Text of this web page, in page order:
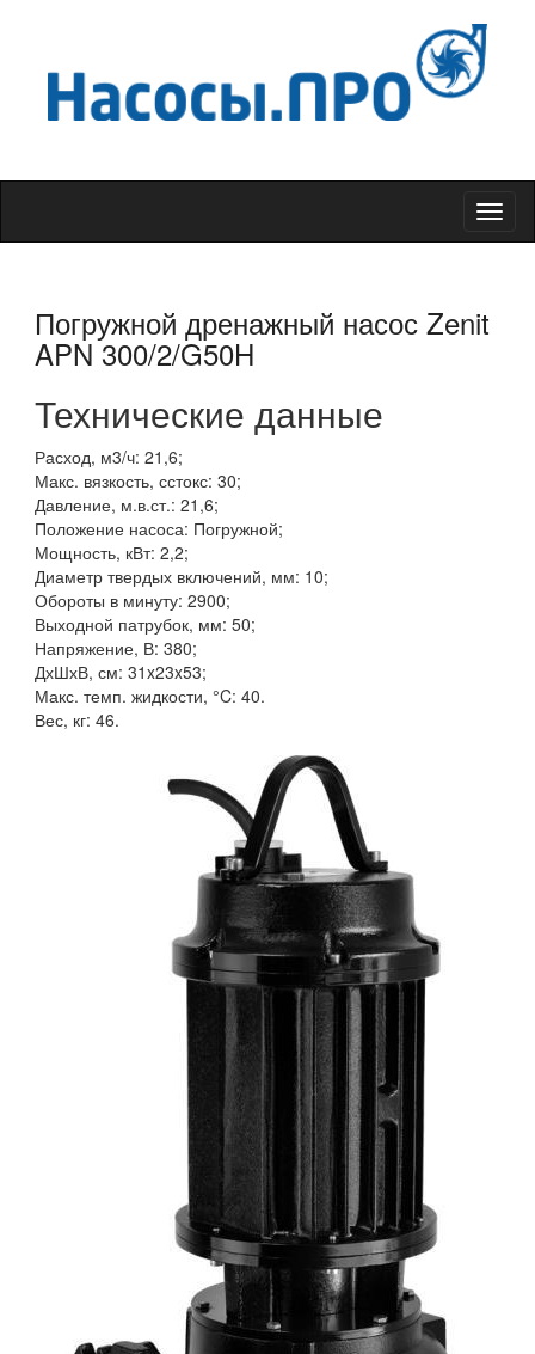
Меню
Погружной дренажный насос Zenit
APN 300/2/G50H
Технические данные
Расход, м3/ч: 21,6;
Макс. вязкость, сстокс: 30;
Давление, м.в.ст.: 21,6;
Положение насоса: Погружной;
Мощность, кВт: 2,2;
Диаметр твердых включений, мм: 10;
Обороты в минуту: 2900;
Выходной патрубок, мм: 50;
Напряжение, В: 380;
ДхШхВ, см: 31x23x53;
Макс. темп. жидкости, °C: 40.
Вес, кг: 46.